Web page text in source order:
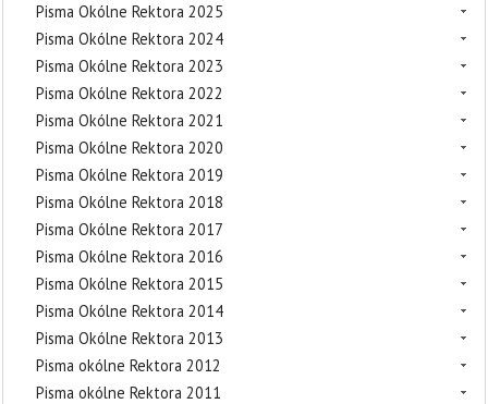
Pisma Okólne Rektora 2025
Pisma Okólne Rektora 2024
Pisma Okólne Rektora 2023
Pisma Okólne Rektora 2022
Pisma Okólne Rektora 2021
Pisma Okólne Rektora 2020
Pisma Okólne Rektora 2019
Pisma Okólne Rektora 2018
Pisma Okólne Rektora 2017
Pisma Okólne Rektora 2016
Pisma Okólne Rektora 2015
Pisma Okólne Rektora 2014
Pisma Okólne Rektora 2013
Pisma okólne Rektora 2012
Pisma okólne Rektora 2011